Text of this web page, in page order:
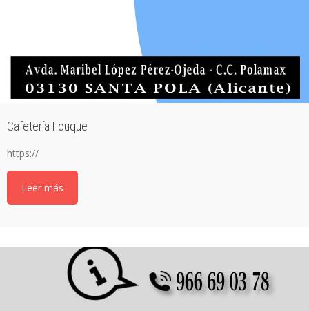
Cafetería Fouque
https://
Leer más